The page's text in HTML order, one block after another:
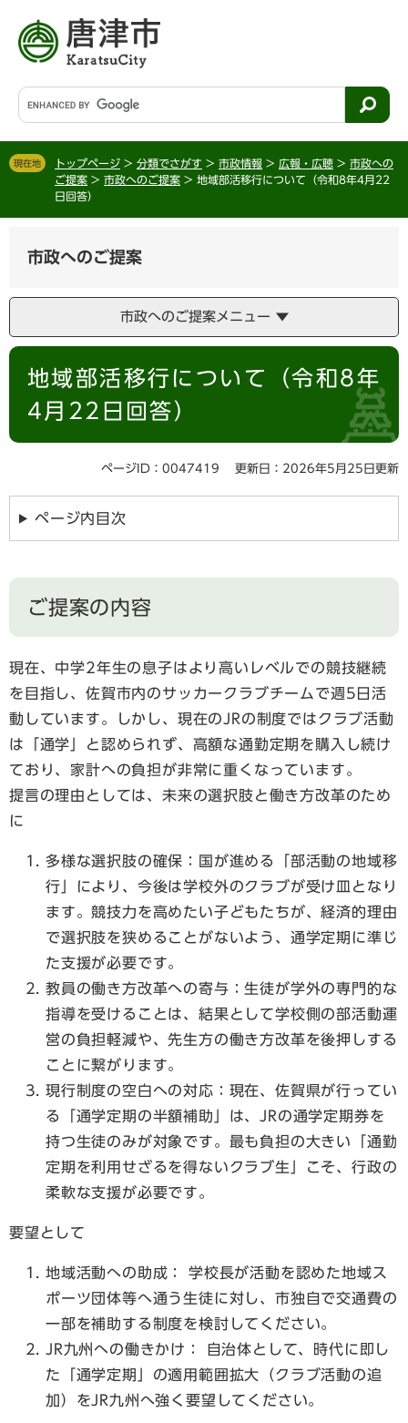
す
。
し
て
へ
G
o
g
l
タ
ム
現在地 トップページ > 分類でさがす > 市政情報 > 広報・広聴 > 市政への
ご提案 > 市政へのご提案 > 地域部活移行について（令和8年4月22
日回答）
市政へのご提案
市政へのご提案メニュー
本
地域部活移行について（令和8年
4月22日回答）
ページID：0047419 更新日：2026年5月25日更新
ページ内目次
ご提案の内容
現在、中学2年生の息子はより高いレベルでの競技継続
を目指し、佐賀市内のサッカークラブチームで週5日活
動しています。しかし、現在のJRの制度ではクラブ活動
は「通学」と認められず、高額な通勤定期を購入し続け
ており、家計への負担が非常に重くなっています。
提言の理由としては、未来の選択肢と働き方改革のため
に
多様な選択肢の確保：国が進める「部活動の地域移
行」により、今後は学校外のクラブが受け皿となり
ます。競技力を高めたい子どもたちが、経済的理由
で選択肢を狭めることがないよう、通学定期に準じ
た支援が必要です。
教員の働き方改革への寄与：生徒が学外の専門的な
指導を受けることは、結果として学校側の部活動運
営の負担軽減や、先生方の働き方改革を後押しする
ことに繋がります。
現行制度の空白への対応：現在、佐賀県が行ってい
る「通学定期の半額補助」は、JRの通学定期券を
持つ生徒のみが対象です。最も負担の大きい「通勤
定期を利用せざるを得ないクラブ生」こそ、行政の
柔軟な支援が必要です。
要望として
地域活動への助成： 学校長が活動を認めた地域ス
ポーツ団体等へ通う生徒に対し、市独自で交通費の
一部を補助する制度を検討してください。
JR九州への働きかけ： 自治体として、時代に即し
た「通学定期」の適用範囲拡大（クラブ活動の追
加）をJR九州へ強く要望してください。